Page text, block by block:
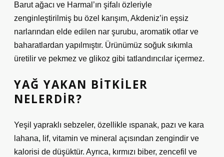
Barut ağacı ve Harmal’ın şifalı özleriyle
zenginleştirilmiş bu özel karışım, Akdeniz’in eşsiz
narlarından elde edilen nar şurubu, aromatik otlar ve
baharatlardan yapılmıştır. Ürünümüz soğuk sıkımla
üretilir ve pekmez ve glikoz gibi tatlandırıcılar içermez.
YAĞ YAKAN BITKILER
NELERDIR?
Yeşil yapraklı sebzeler, özellikle ıspanak, pazı ve kara
lahana, lif, vitamin ve mineral açısından zengindir ve
kalorisi de düşüktür. Ayrıca, kırmızı biber, zencefil ve